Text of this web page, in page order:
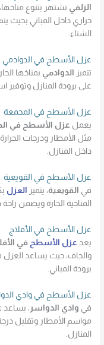
الزلفي تشتهر بتنوع
حراري داخل المباني بحيث
الشتاء.
عزل الأسطح في الدوادمي
تتميز الدوادمي بمناخها
على برودة المنازل وتوفير
عزل الأسطح في المجمعة
يعمل عزل الأسطح في
مثل الأمطار ودرجات
داخل المنازل.
عزل الأسطح في القويعية
في
القويعية، يتميز العزل
المناخية الحارة ويضمن راحة
عزل الأسطح في الأفلاج
يعد عزل الأسطح في
والجاف، حيث يساعد العزل
برودة المباني.
عزل الأسطح في وادي
في وادي الدواسر ، يساعد
مواسم الأمطار وتقليل
المنازل.